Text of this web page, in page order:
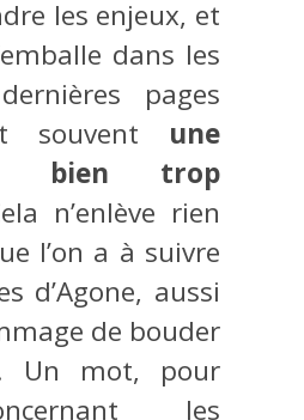
les enjeux, et
dans les
pages
souvent une
bien trop
n’enlève rien
l’on a à suivre
d’Agone, aussi
de bouder
Un mot, pour
les